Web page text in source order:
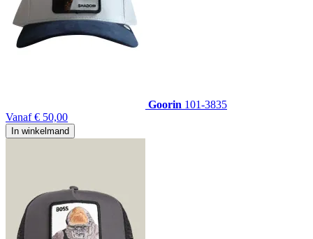
Goorin 101-3835
Vanaf € 50,00
In winkelmand